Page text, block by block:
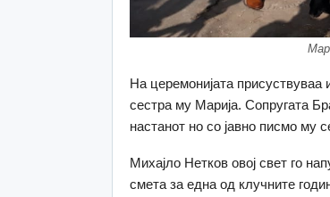
На церемонијата присуствуваа
сестра му Марија. Сопругата
настанот но со јавно писмо му
Михајло Нетков овој свет го
смета за една од клучните